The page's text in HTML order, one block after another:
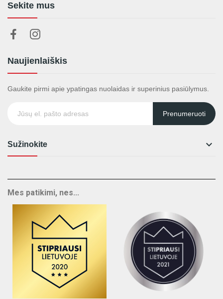
Sekite mus
Naujienlaiškis
Gaukite pirmi apie ypatingas nuolaidas ir superinius pasiūlymus.
Prenumeruoti
Sužinokite 
Mes patikimi, nes...